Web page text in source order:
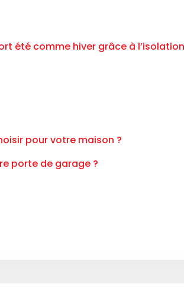
été comme hiver grâce à
pour votre maison ?
porte de garage ?